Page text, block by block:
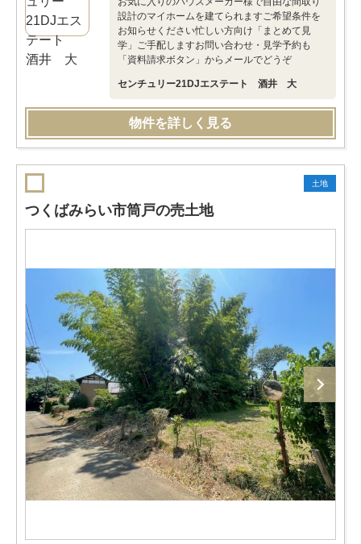
設計のマイホームを建てられますご希望条件を
お知らせください忙しい方向け「まとめて見
学」ご手配しますお問い合わせ・見学予約も
「資料請求ボタン」からメールでどうぞ
センチュリー21DJエステート 酒井 大
物件を詳しく見る
土地
つくばみらい市筒戸の売土地